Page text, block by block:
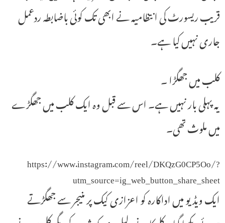
قریب ریسورٹ کی انتظامیہ نے ابھی تک کوئی باضابطہ ردعمل
جاری نہیں کیا ہے۔
کلب میں جھگڑا ۔
یہ پہلی بار نہیں ہے۔ اس سے قبل وہ ایک کلب میں جھگڑے
میں ملوث تھی۔
https://www.instagram.com/reel/DKQzG0CP5Oo/?
utm_source=ig_web_button_share_sheet
ایک ویڈیو میں اداکارہ کو اعزازی کیک پر منیجر سے جھگڑتے